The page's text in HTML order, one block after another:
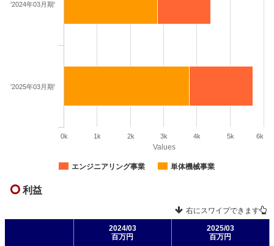
Values
エンジニアリング事業 単体機械事業
'2024年03月期'
'2025年03月期'
0k 1k 2k 3k 4k 5k 6k
利益
右にスワイプできます
2024/03
百万円
2025/03
百万円